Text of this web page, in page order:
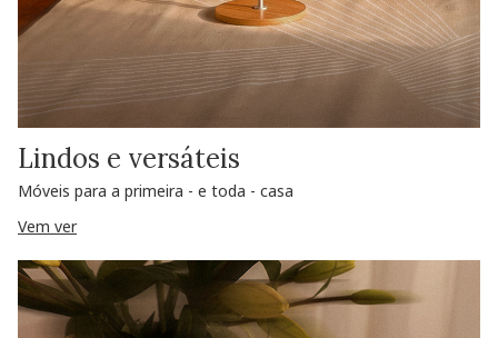
Lindos e versáteis
Móveis para a primeira - e toda - casa
Vem ver